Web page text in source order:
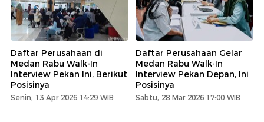
Daftar Perusahaan di
Medan Rabu Walk-In
Interview Pekan Ini, Berikut
Posisinya
Senin, 13 Apr 2026 14:29 WIB
Daftar Perusahaan Gelar
Medan Rabu Walk-In
Interview Pekan Depan, Ini
Posisinya
Sabtu, 28 Mar 2026 17:00 WIB